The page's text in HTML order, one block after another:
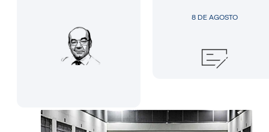
8 DE AGOSTO